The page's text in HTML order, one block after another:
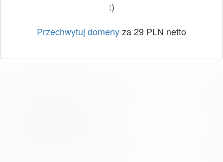
:)
Przechwytuj domenyza 29 PLN netto